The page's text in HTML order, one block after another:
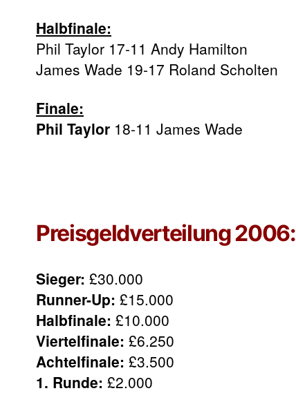
Halbfinale:
Phil Taylor 17-11 Andy Hamilton
James Wade 19-17 Roland Scholten
Finale:
Phil Taylor 18-11 James Wade
Preisgeldverteilung 2006:
Sieger: £30.000
Runner-Up: £15.000
Halbfinale: £10.000
Viertelfinale: £6.250
Achtelfinale: £3.500
1. Runde: £2.000